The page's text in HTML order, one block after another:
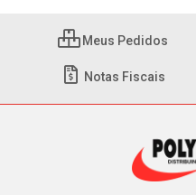
Meus Pedidos
Notas Fiscais